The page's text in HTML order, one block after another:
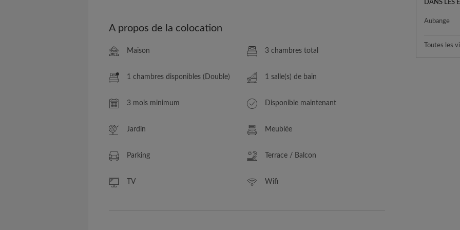
A propos de la colocation
Maison 3 chambres total
1 chambres disponibles (Double) 1 salle(s) de bain
3 mois minimum Disponible maintenant
Jardin Meublée
Parking Terrace / Balcon
TV Wifi
DANS LES
Aubange
Toutes les